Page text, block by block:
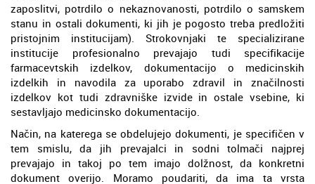
zaposlitvi, potrdilo o nekaznovanosti, potrdilo o samskem
stanu in ostali dokumenti, ki jih je pogosto treba predložiti
pristojnim institucijam). Strokovnjaki te specializirane
institucije profesionalno prevajajo tudi specifikacije
farmacevtskih izdelkov, dokumentacijo o medicinskih
izdelkih in navodila za uporabo zdravil in značilnosti
izdelkov kot tudi zdravniške izvide in ostale vsebine, ki
sestavljajo medicinsko dokumentacijo.
Način, na katerega se obdelujejo dokumenti, je specifičen v
tem smislu, da jih prevajalci in sodni tolmači najprej
prevajajo in takoj po tem imajo dolžnost, da konkretni
dokument overijo. Moramo poudariti, da ima ta vrsta